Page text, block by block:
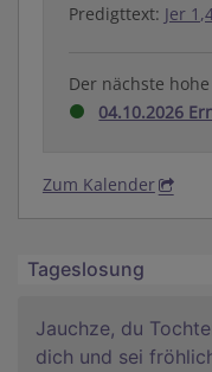
Predigttext: Jer
Der nächste
04.10.2026
Zum Kalender
Tageslosung
Jauchze, du
dich und sei